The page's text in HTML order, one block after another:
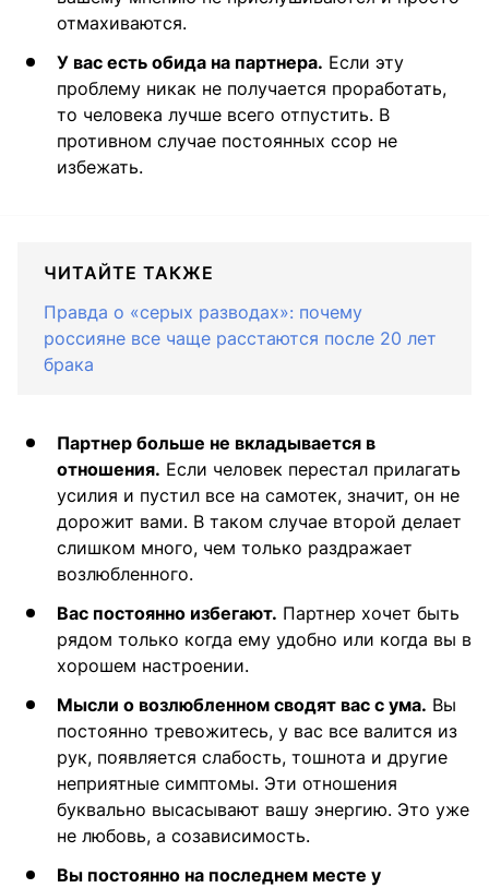
отмахиваются.
У вас есть обида на партнера. Если эту
проблему никак не получается проработать,
то человека лучше всего отпустить. В
противном случае постоянных ссор не
избежать.
ЧИТАЙТЕ ТАКЖЕ
Правда о «серых разводах»: почему
россияне все чаще расстаются после 20 лет
брака
Партнер больше не вкладывается в
отношения. Если человек перестал прилагать
усилия и пустил все на самотек, значит, он не
дорожит вами. В таком случае второй делает
слишком много, чем только раздражает
возлюбленного.
Вас постоянно избегают. Партнер хочет быть
рядом только когда ему удобно или когда вы в
хорошем настроении.
Мысли о возлюбленном сводят вас с ума. Вы
постоянно тревожитесь, у вас все валится из
рук, появляется слабость, тошнота и другие
неприятные симптомы. Эти отношения
буквально высасывают вашу энергию. Это уже
не любовь, а созависимость.
Вы постоянно на последнем месте у